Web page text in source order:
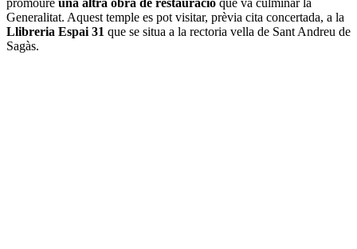
promoure una altra obra de restauració que va culminar la
Generalitat. Aquest temple es pot visitar, prèvia cita concertada, a la
Llibreria Espai 31 que se situa a la rectoria vella de Sant Andreu de
Sagàs.